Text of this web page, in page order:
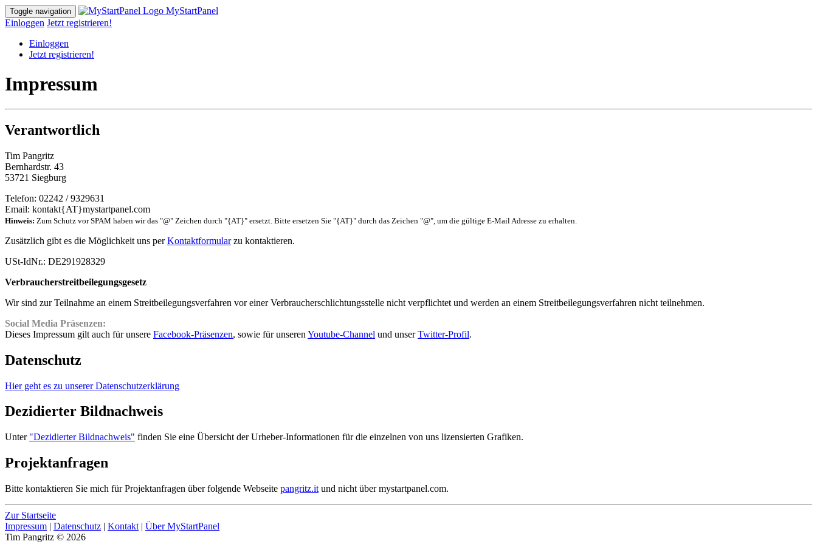
Toggle navigation
MyStartPanel
Einloggen Jetzt registrieren!
Einloggen
Jetzt registrieren!
Impressum
Verantwortlich
Tim Pangritz
Bernhardstr. 43
53721 Siegburg
Telefon: 02242 / 9329631
Email: kontakt{AT}mystartpanel.com
Hinweis: Zum Schutz vor SPAM haben wir das "@" Zeichen durch "{AT}" ersetzt. Bitte ersetzen Sie "{AT}" durch das Zeichen "@", um die gültige E-Mail Adresse zu erhalten.
Zusätzlich gibt es die Möglichkeit uns perKontaktformularzu kontaktieren.
USt-IdNr.: DE291928329
Verbraucherstreitbeilegungsgesetz
Wir sind zur Teilnahme an einem Streitbeilegungsverfahren vor einer Verbraucherschlichtungsstelle nicht verpflichtet und werden an einem Streitbeilegungsverfahren nicht teilnehmen.
Social Media Präsenzen:
Dieses Impressum gilt auch für unsere Facebook-Präsenzen, sowie für unseren Youtube-Channel und unserTwitter-Profil.
Datenschutz
Hier geht es zu unserer Datenschutzerklärung
Dezidierter Bildnachweis
Unter "Dezidierter Bildnachweis" finden Sie eine Übersicht der Urheber-Informationen für die einzelnen von uns lizensierten Grafiken.
Projektanfragen
Bitte kontaktieren Sie mich für Projektanfragen über folgende Webseite pangritz.it und nicht über mystartpanel.com.
Zur Startseite
Impressum | Datenschutz | Kontakt | Über MyStartPanel
Tim Pangritz © 2026